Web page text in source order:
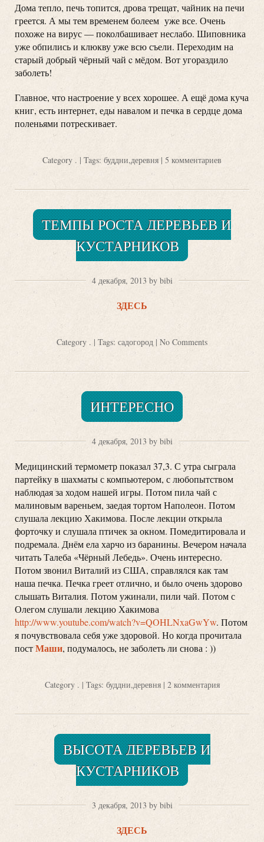
Дома тепло, печь топится, дрова трещат, чайник на печи
греется. А мы тем временем болеем уже все. Очень
похоже на вирус — поколбашивает неслабо. Шиповника
уже обпились и клюкву уже всю съели. Переходим на
старый добрый чёрный чай c мёдом. Вот угораздило
заболеть!
Главное, что настроение у всех хорошее. А ещё дома куча
книг, есть интернет, еды навалом и печка в сердце дома
поленьями потрескивает.
Category . | Tags: буддни,деревня | 5 комментариев
ТЕМПЫ РОСТА ДЕРЕВЬЕВ И
КУСТАРНИКОВ
4 декабря, 2013 by bibi
ЗДЕСЬ
Category . | Tags: садогород | No Comments
ИНТЕРЕСНО
4 декабря, 2013 by bibi
Медицинский термометр показал 37,3. С утра сыграла
партейку в шахматы с компьютером, с любопытством
наблюдая за ходом нашей игры. Потом пила чай с
малиновым вареньем, заедая тортом Наполеон. Потом
слушала лекцию Хакимова. После лекции открыла
форточку и слушала птичек за окном. Помедитировала и
подремала. Днём ела харчо из баранины. Вечером начала
читать Талеба «Чёрный Лебедь». Очень интересно.
Потом звонил Виталий из США, справлялся как там
наша печка. Печка греет отлично, и было очень здорово
слышать Виталия. Потом ужинали, пили чай. Потом с
Олегом слушали лекцию Хакимова
http://www.youtube.com/watch?v=QOHLNxaGwYw. Потом
я почувствовала себя уже здоровой. Но когда прочитала
постМаши, подумалось, не заболеть ли снова : ))
Category . | Tags: буддни,деревня| 2 комментария
ВЫСОТА ДЕРЕВЬЕВ И
КУСТАРНИКОВ
3 декабря, 2013 by bibi
ЗДЕСЬ